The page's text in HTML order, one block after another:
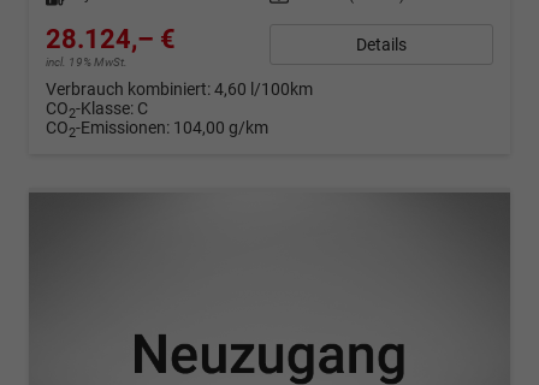
28.124,– €
incl. 19% MwSt.
Details
Verbrauch kombiniert:4,60 l/100km
CO2-Klasse: C
CO2-Emissionen: 104,00 g/km